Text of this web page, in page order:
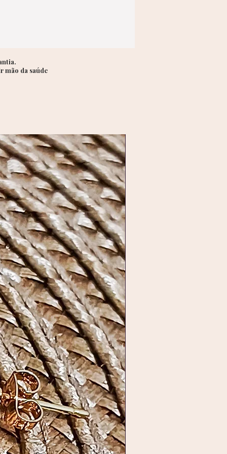
mão da saúde